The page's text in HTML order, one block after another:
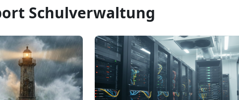
Schulverwaltung